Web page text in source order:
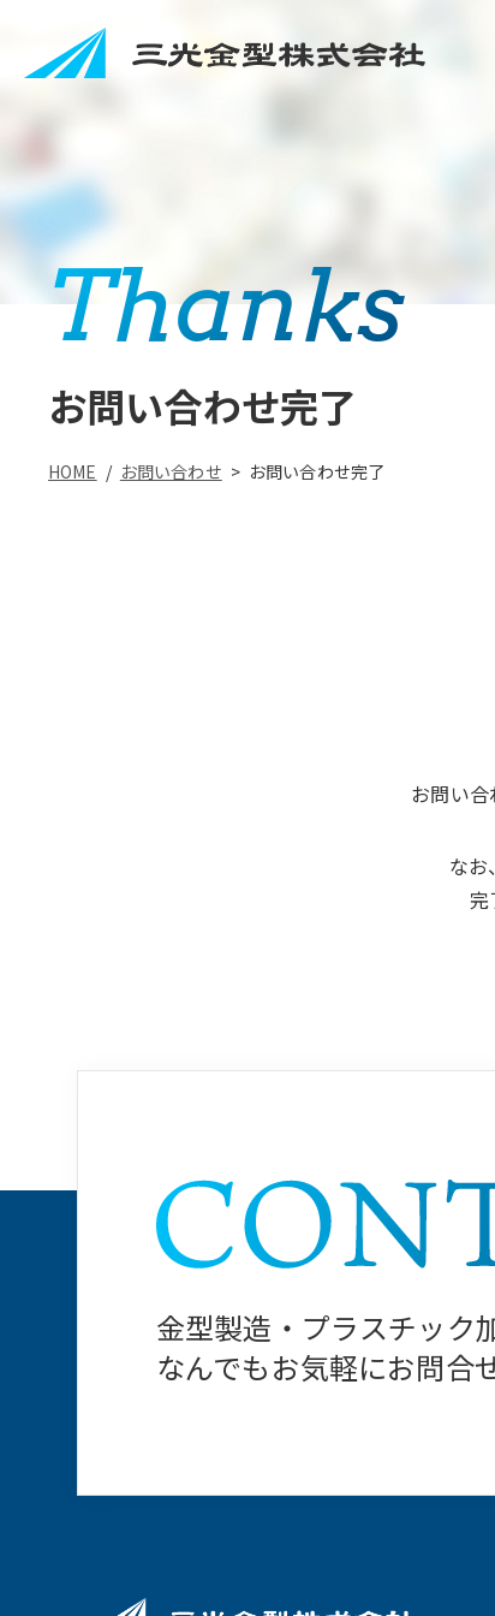
Thanks
お問い合わせ完了
HOME / お問い合わせ > お問い合わせ完了
お問い合
なお
完
⾦型製造・プラスチック
なんでもお気軽にお問合